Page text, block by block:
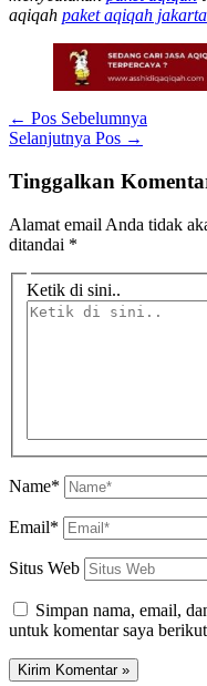
aqiqah paket aqiqah jakarta
← Pos Sebelumnya
Selanjutnya Pos →
Tinggalkan
Alamat email Anda tidak
ditandai *
Ketik di sini..
Name*
Email*
Situs Web
Simpan nama, email,
untuk komentar saya